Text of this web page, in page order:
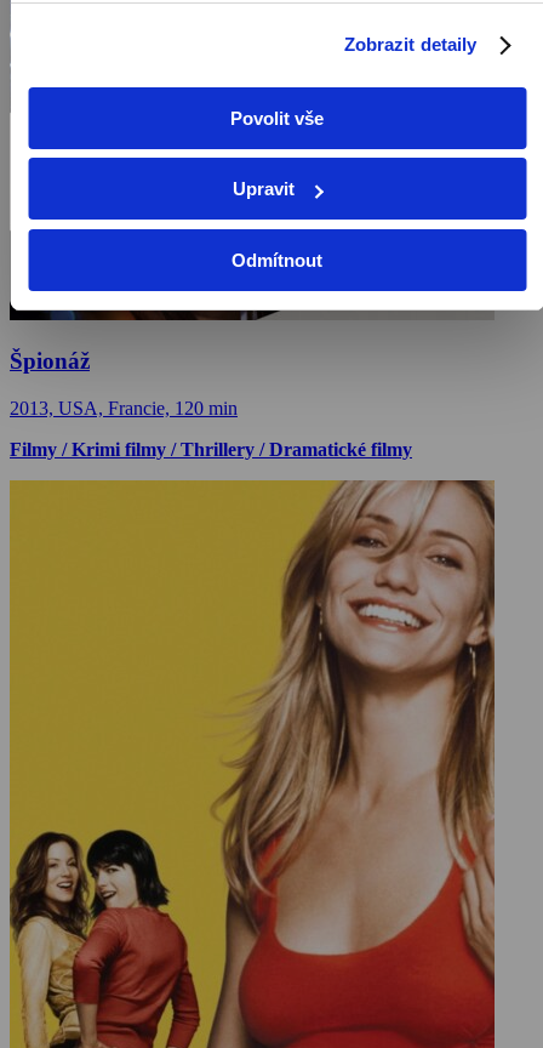
Zobrazit detaily
Povolit vše
Upravit
Odmítnout
Špionáž
2013, USA, Francie, 120 min
Filmy / Krimi filmy / Thrillery / Dramatické filmy